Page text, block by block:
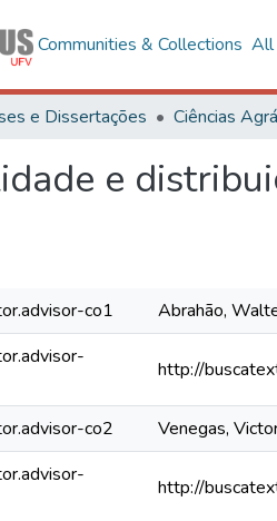
Communities & Collections All
e Dissertações Ciências
e
co1
Abrahão,
http://
co2
Venegas,
http://